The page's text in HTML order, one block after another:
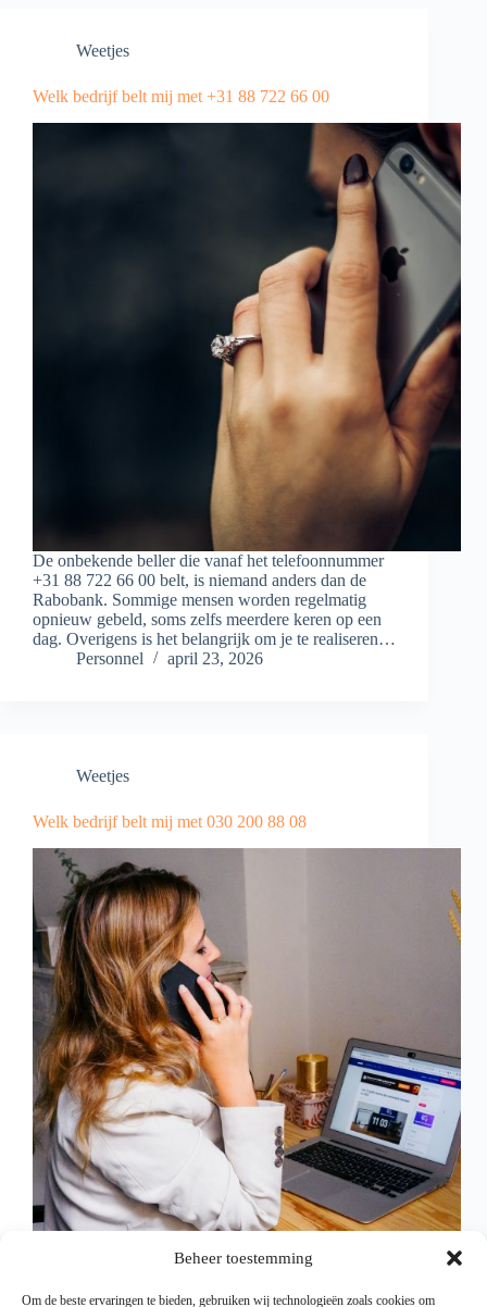
Beheer toestemming
Om de beste ervaringen te bieden, gebruiken wij technologieën zoals cookies om
Weetjes
Welk bedrijf belt mij met +31 88 722 66 00
De onbekende beller die vanaf het telefoonnummer
+31 88 722 66 00 belt, is niemand anders dan de
Rabobank. Sommige mensen worden regelmatig
opnieuw gebeld, soms zelfs meerdere keren op een
dag. Overigens is het belangrijk om je te realiseren…
Personnel
april 23, 2026
Weetjes
Welk bedrijf belt mij met 030 200 88 08